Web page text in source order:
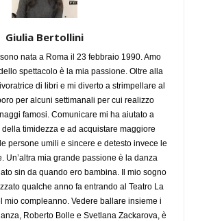
Giulia Bertollini
nata a Roma il 23 febbraio 1990. Amo
spettacolo è la mia passione. Oltre alla
di libri e mi diverto a strimpellare al
per alcuni settimanali per cui realizzo
famosi. Comunicare mi ha aiutato a
timidezza e ad acquistare maggiore
persone umili e sincere e detesto invece le
Un’altra mia grande passione è la danza
sin da quando ero bambina. Il mio sogno
qualche anno fa entrando al Teatro La
mio compleanno. Vedere ballare insieme i
Roberto Bolle e Svetlana Zackarova, è